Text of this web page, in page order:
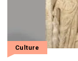
Culture